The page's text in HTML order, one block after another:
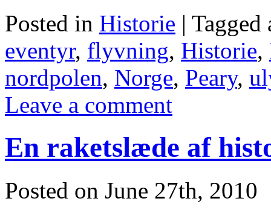
Posted in Historie | Tagged
eventyr, flyvning, Historie,
nordpolen, Norge, Peary,
Leave a comment
En raketslæde af
Posted on June 27th, 2010